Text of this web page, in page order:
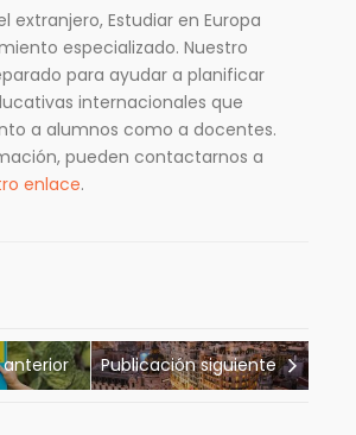
extranjero, Estudiar en Europa
especializado. Nuestro
para ayudar a planificar
internacionales que
a alumnos como a docentes.
pueden contactarnos a
enlace.
Publicación siguiente